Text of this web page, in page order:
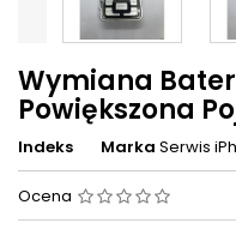
Wymiana
Powiększona
Indeks Marka Serwis
Ocena